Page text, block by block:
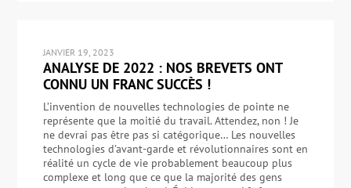
JANVIER 19, 2023
ANALYSE DE 2022 : NOS BREVETS ONT
CONNU UN FRANC SUCCÈS !
L’invention de nouvelles technologies de pointe ne
représente que la moitié du travail. Attendez, non ! Je
ne devrai pas être pas si catégorique… Les nouvelles
technologies d’avant-garde et révolutionnaires sont en
réalité un cycle de vie probablement beaucoup plus
complexe et long que ce que la majorité des gens